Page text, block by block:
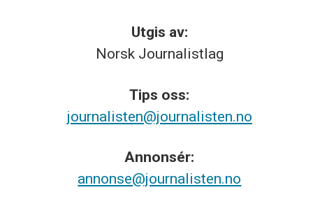
Utgis av:
Norsk Journalistlag
Tips oss:
journalisten@journalisten.no
Annonsér:
annonse@journalisten.no